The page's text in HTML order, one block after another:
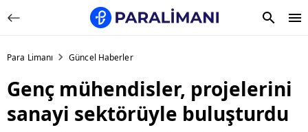
Para Limanı Güncel Haberler
Genç mühendisler, projelerini
sanayi sektörüyle buluşturdu